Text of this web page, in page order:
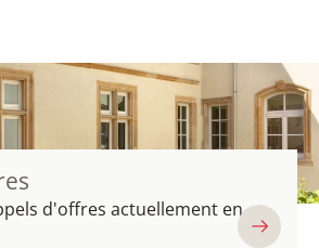
d'offres actuellement en